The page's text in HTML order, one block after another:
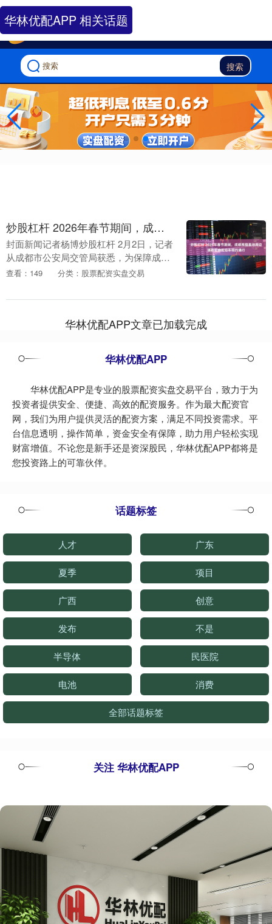
-->
搜索
华林优配APP 相关话题
炒股杠杆 2026年春节期间，成都熊猫基地周边道路实施机动车预约通行
封面新闻记者杨博炒股杠杆 2月2日，记者
从成都市公安局交管局获悉，为保障成都
大熊猫繁育研究基地（以下简称“熊猫基
运行平稳有....
查看：149 分类：股票配资实盘交易
华林优配APP文章已加载完成
华林优配APP
华林优配APP是专业的股票配资实盘交易平台，致力于为
投资者提供安全、便捷、高效的配资服务。作为最大配资官
网，我们为用户提供灵活的配资方案，满足不同投资需求。平
台信息透明，操作简单，资金安全有保障，助力用户轻松实现
财富增值。不论您是新手还是资深股民，华林优配APP都将是
您投资路上的可靠伙伴。
话题标签
人才 广东
夏季 项目
广西 创意
发布 不是
半导体 民医院
电池 消费
全部话题标签
关注 华林优配APP